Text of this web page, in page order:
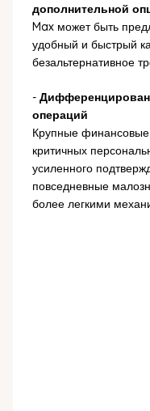
дополнительной
Max может быть
удобный и быстрый
безальтернативное
-
операций
Крупные финансовые
критичных
усиленного
повседневные
более легкими